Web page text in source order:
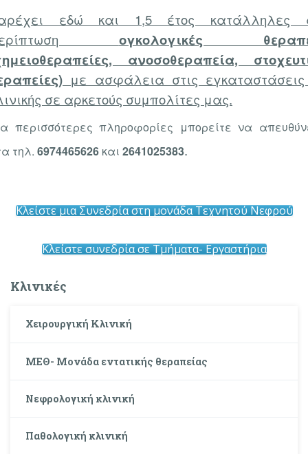
εδώ και 1,5 έτος κατάλληλες
ογκολογικές
ανοσοθεραπεία,
με ασφάλεια στις εγκαταστάσεις
σε αρκετούς συμπολίτες μας.
περισσότερες πληροφορίες μπορείτε να
τηλ. 6974465626 και 2641025383.
Κλείστε μια Συνεδρία στη μονάδα Τεχνητού Νεφρού
Κλείστε συνεδρία σε Τμήματα- Εργαστήρια
Κλινικές
Χειρουργική Κλινική
ΜΕΘ- Μονάδα εντατικής θεραπείας
Νεφρολογική κλινική
Παθολογική κλινική